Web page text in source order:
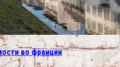
во франции